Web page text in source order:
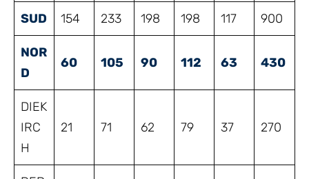
SUD 154 233 198 198 117 900
NOR
D
60 105 90 112 63 430
DIEK
IRC
H
21 71 62 79 37 270